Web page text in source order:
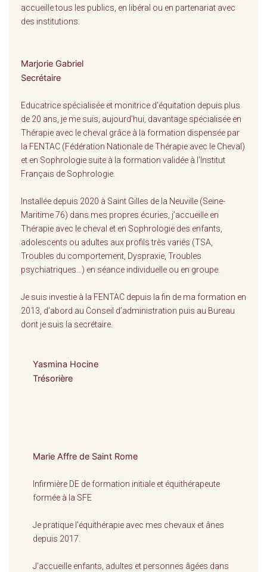
accueille tous les publics, en libéral ou en partenariat avec
des institutions.
Marjorie Gabriel
Secrétaire
Educatrice spécialisée et monitrice d’équitation depuis plus
de 20 ans, je me suis, aujourd’hui, davantage spécialisée en
Thérapie avec le cheval grâce à la formation dispensée par
la FENTAC (Fédération Nationale de Thérapie avec le Cheval)
et en Sophrologie suite à la formation validée à l’Institut
Français de Sophrologie.
Installée depuis 2020 à Saint Gilles de la Neuville (Seine-
Maritime 76) dans mes propres écuries, j’accueille en
Thérapie avec le cheval et en Sophrologie des enfants,
adolescents ou adultes aux profils très variés (TSA,
Troubles du comportement, Dyspraxie, Troubles
psychiatriques…) en séance individuelle ou en groupe.
Je suis investie à la FENTAC depuis la fin de ma formation en
2013, d’abord au Conseil d’administration puis au Bureau
dont je suis la secrétaire.
Yasmina Hocine
Trésorière
Marie Affre de Saint Rome
Infirmière DE de formation initiale et équithérapeute
formée à la SFE
Je pratique l’équithérapie avec mes chevaux et ânes
depuis 2017.
J’accueille enfants, adultes et personnes âgées dans